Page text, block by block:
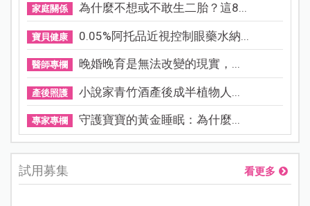
家庭關係 為什麼不想或不敢生二胎？這8...
寶貝健康 0.05%阿托品近視控制眼藥水納...
醫師專欄 晚婚晚育是無法改變的現實，...
產後照護 小說家青竹酒產後成半植物人...
專家專欄 守護寶寶的黃金睡眠：為什麼...
試用募集 看更多